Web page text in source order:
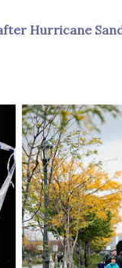
Hurricane